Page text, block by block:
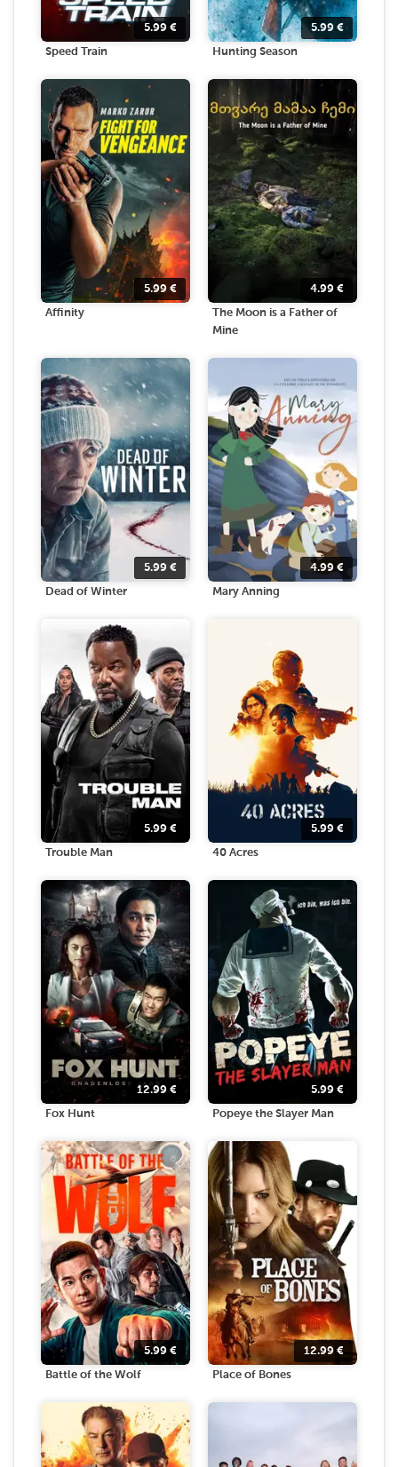
5.99 €
Speed Train
5.99 €
Hunting Season
5.99 €
Affinity
4.99 €
The Moon is a Father of
Mine
5.99 €
Dead of Winter
4.99 €
Mary Anning
5.99 €
Trouble Man
5.99 €
40 Acres
12.99 €
Fox Hunt
5.99 €
Popeye the Slayer Man
5.99 €
Battle of the Wolf
12.99 €
Place of Bones